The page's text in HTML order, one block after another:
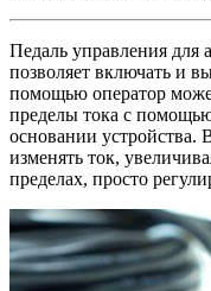
Педаль управления для
позволяет включать и
помощью оператор
пределы тока с
основании устройства.
изменять ток,
пределах, просто